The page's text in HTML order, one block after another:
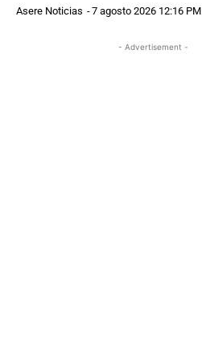
Asere Noticias -7 agosto 2026 12:16 PM
- Advertisement -